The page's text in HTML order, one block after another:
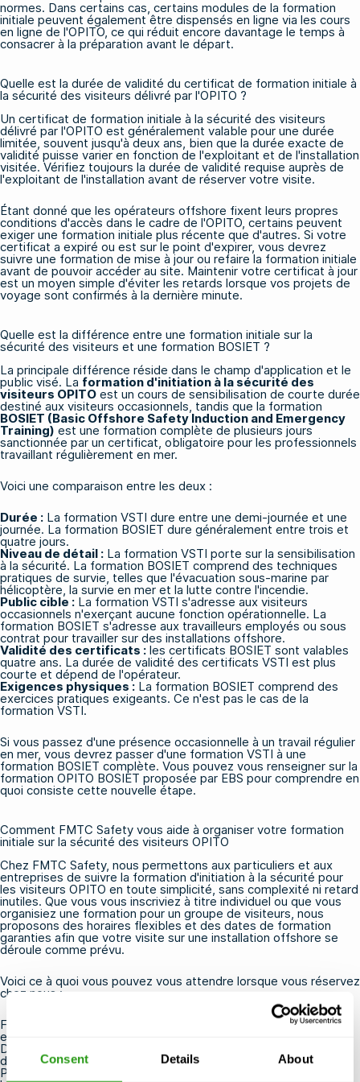
Consent Details About
normes. Dans certains cas, certains modules de la formation
initiale peuvent également être dispensés en ligne via les cours
en ligne de l'OPITO , ce qui réduit encore davantage le temps à
consacrer à la préparation avant le départ.
Quelle est la durée de validité du certificat de formation initiale à
la sécurité des visiteurs délivré par l'OPITO ?
Un certificat de formation initiale à la sécurité des visiteurs
délivré par l'OPITO est généralement valable pour une durée
limitée, souvent jusqu'à deux ans, bien que la durée exacte de
validité puisse varier en fonction de l'exploitant et de l'installation
visitée. Vérifiez toujours la durée de validité requise auprès de
l'exploitant de l'installation avant de réserver votre visite.
Étant donné que les opérateurs offshore fixent leurs propres
conditions d'accès dans le cadre de l'OPITO, certains peuvent
exiger une formation initiale plus récente que d'autres. Si votre
certificat a expiré ou est sur le point d'expirer, vous devrez
suivre une formation de mise à jour ou refaire la formation initiale
avant de pouvoir accéder au site. Maintenir votre certificat à jour
est un moyen simple d'éviter les retards lorsque vos projets de
voyage sont confirmés à la dernière minute.
Quelle est la différence entre une formation initiale sur la
sécurité des visiteurs et une formation BOSIET ?
La principale différence réside dans le champ d'application et le
public visé. La formation d'initiation à la sécurité des
visiteurs OPITO est un cours de sensibilisation de courte durée
destiné aux visiteurs occasionnels, tandis que la formation
BOSIET (Basic Offshore Safety Induction and Emergency
Training) est une formation complète de plusieurs jours
sanctionnée par un certificat, obligatoire pour les professionnels
travaillant régulièrement en mer.
Voici une comparaison entre les deux :
Durée : La formation VSTI dure entre une demi-journée et une
journée. La formation BOSIET dure généralement entre trois et
quatre jours.
Niveau de détail : La formation VSTI porte sur la sensibilisation
à la sécurité. La formation BOSIET comprend des techniques
pratiques de survie, telles que l'évacuation sous-marine par
hélicoptère, la survie en mer et la lutte contre l'incendie.
Public cible : La formation VSTI s'adresse aux visiteurs
occasionnels n'exerçant aucune fonction opérationnelle. La
formation BOSIET s'adresse aux travailleurs employés ou sous
contrat pour travailler sur des installations offshore.
Validité des certificats : les certificats BOSIET sont valables
quatre ans. La durée de validité des certificats VSTI est plus
courte et dépend de l'opérateur.
Exigences physiques : La formation BOSIET comprend des
exercices pratiques exigeants. Ce n'est pas le cas de la
formation VSTI.
Si vous passez d'une présence occasionnelle à un travail régulier
en mer, vous devrez passer d'une formation VSTI à une
formation BOSIET complète. Vous pouvez vous renseigner sur la
formation OPITO BOSIET proposée par EBS pour comprendre en
quoi consiste cette nouvelle étape.
Comment FMTC Safety vous aide à organiser votre formation
initiale sur la sécurité des visiteurs OPITO
Chez FMTC Safety, nous permettons aux particuliers et aux
entreprises de suivre la formation d'initiation à la sécurité pour
les visiteurs OPITO en toute simplicité, sans complexité ni retard
inutiles. Que vous vous inscriviez à titre individuel ou que vous
organisiez une formation pour un groupe de visiteurs, nous
proposons des horaires flexibles et des dates de formation
garanties afin que votre visite sur une installation offshore se
déroule comme prévu.
Voici ce à quoi vous pouvez vous attendre lorsque vous réservez
chez nous :
Formation certifiée OPITO dispensée par des formateurs
expérimentés en sécurité offshore
Des centres de formation stratégiquement situés à proximité
des aéroports et des ports, pour un accès facile
Possibilité d'annuler ou de reporter la formation jusqu'à 24